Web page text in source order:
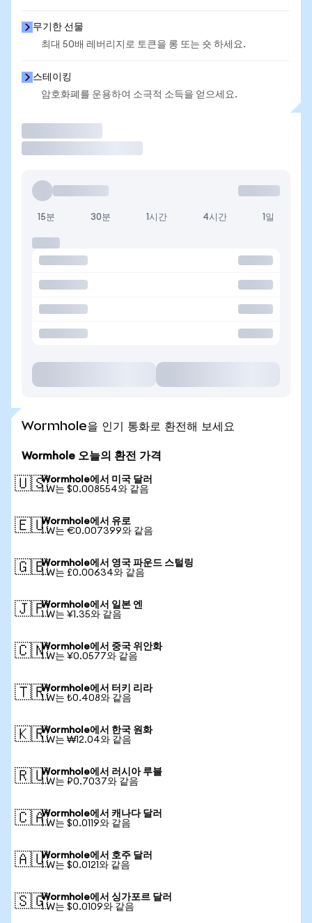
무기한 선물
최대 50배 레버리지로 토큰을 롱 또는 숏 하세요.
스테이킹
암호화폐를 운용하여 소극적 소득을 얻으세요.
15분 30분 1시간 4시간 1일
Wormhole을 인기 통화로 환전해 보세요
Wormhole 오늘의 환전 가격
🇺🇸Wormhole에서 미국 달러
1 W는 $0.008554와 같음
🇪🇺Wormhole에서 유로
1 W는 €0.007399와 같음
🇬🇧Wormhole에서 영국 파운드 스털링
1 W는 £0.00634와 같음
🇯🇵Wormhole에서 일본 엔
1 W는 ¥1.35와 같음
🇨🇳Wormhole에서 중국 위안화
1 W는 ¥0.0577와 같음
🇹🇷Wormhole에서 터키 리라
1 W는 ₺0.408와 같음
🇰🇷Wormhole에서 한국 원화
1 W는 ₩12.04와 같음
🇷🇺Wormhole에서 러시아 루블
1 W는 ₽0.7037와 같음
🇨🇦Wormhole에서 캐나다 달러
1 W는 $0.0119와 같음
🇦🇺Wormhole에서 호주 달러
1 W는 $0.0121와 같음
🇸🇬Wormhole에서 싱가포르 달러
1 W는 $0.0109와 같음